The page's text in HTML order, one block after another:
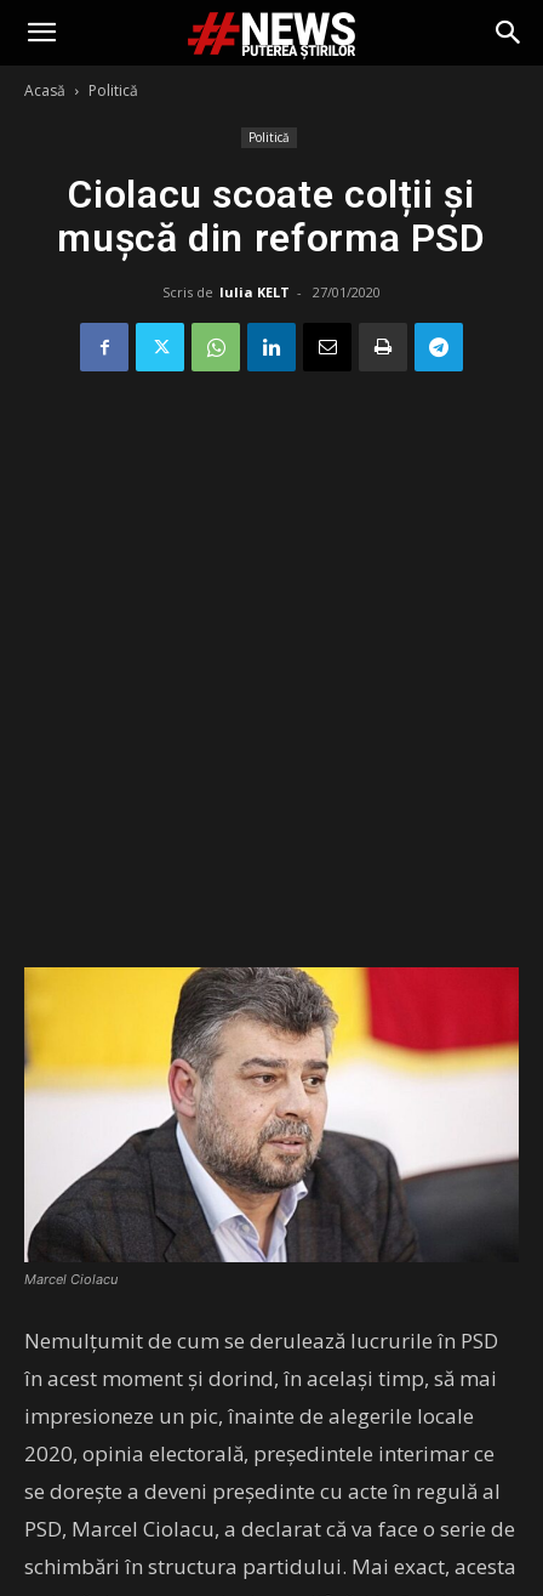
Acasă Politică
Politică
Ciolacu scoate colții și
mușcă din reforma PSD
Scris de Iulia KELT - 27/01/2020
Marcel Ciolacu
Nemulțumit de cum se derulează lucrurile în PSD
în acest moment și dorind, în același timp, să mai
impresioneze un pic, înainte de alegerile locale
2020, opinia electorală, președintele interimar ce
se dorește a deveni președinte cu acte în regulă al
PSD, Marcel Ciolacu, a declarat că va face o serie de
schimbări în structura partidului. Mai exact, acesta